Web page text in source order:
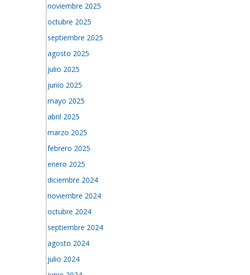
noviembre 2025
octubre 2025
septiembre 2025
agosto 2025
julio 2025
junio 2025
mayo 2025
abril 2025
marzo 2025
febrero 2025
enero 2025
diciembre 2024
noviembre 2024
octubre 2024
septiembre 2024
agosto 2024
julio 2024